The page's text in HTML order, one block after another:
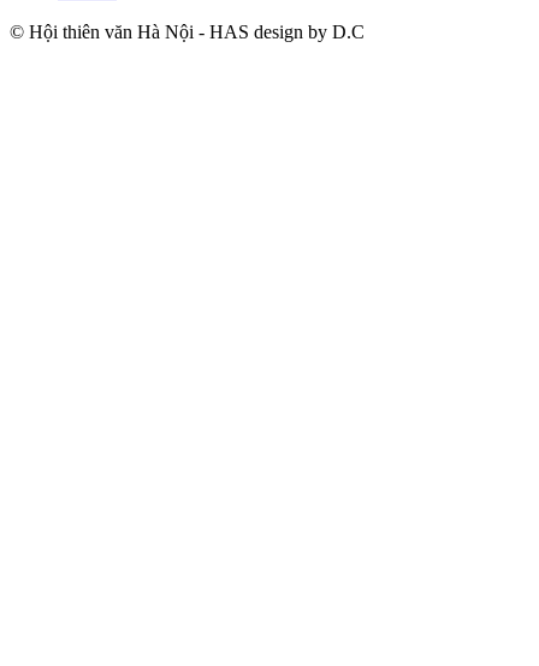
© Hội thiên văn Hà Nội - HAS design by D.C